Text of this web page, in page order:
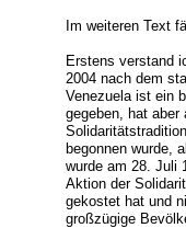
Im weiteren Text
Erstens verstand
2004 nach dem
Venezuela ist ein
gegeben, hat
begonnen wurde,
wurde am 28. Juli
Aktion der
gekostet hat und
großzügige